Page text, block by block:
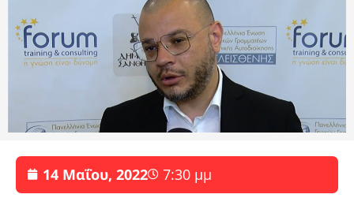
14 Μαΐου, 2022 7:30 μμ